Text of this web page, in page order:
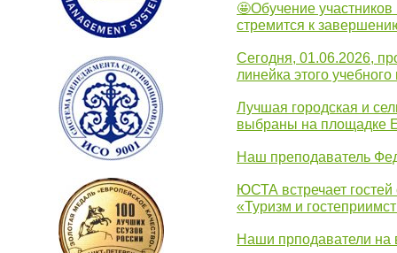
🤩Обучение участников
стремится к
Сегодня, 01.06.2026,
линейка этого учебного
Лучшая городская и
выбраны на площадке
Наш преподаватель
ЮСТА встречает гостей
«Туризм и
Наши прподаватели